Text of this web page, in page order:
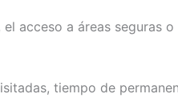
acceso a áreas seguras
tiempo de